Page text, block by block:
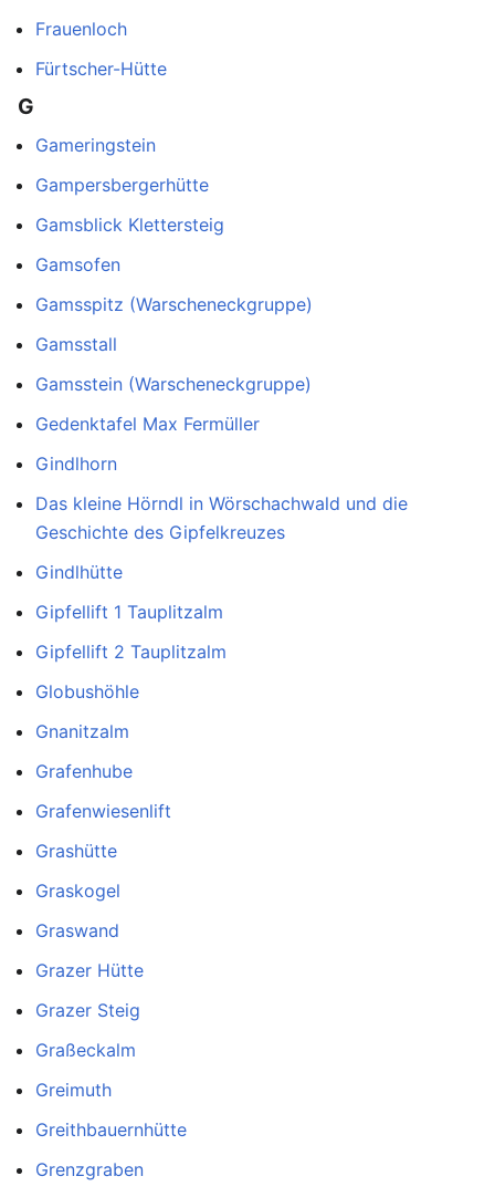
Frauenloch
Fürtscher-Hütte
G
Gameringstein
Gampersbergerhütte
Gamsblick Klettersteig
Gamsofen
Gamsspitz (Warscheneckgruppe)
Gamsstall
Gamsstein (Warscheneckgruppe)
Gedenktafel Max Fermüller
Gindlhorn
Das kleine Hörndl in Wörschachwald und die
Geschichte des Gipfelkreuzes
Gindlhütte
Gipfellift 1 Tauplitzalm
Gipfellift 2 Tauplitzalm
Globushöhle
Gnanitzalm
Grafenhube
Grafenwiesenlift
Grashütte
Graskogel
Graswand
Grazer Hütte
Grazer Steig
Graßeckalm
Greimuth
Greithbauernhütte
Grenzgraben